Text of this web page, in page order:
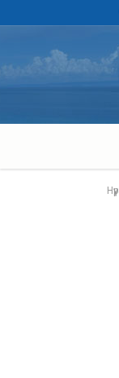
Нүүр